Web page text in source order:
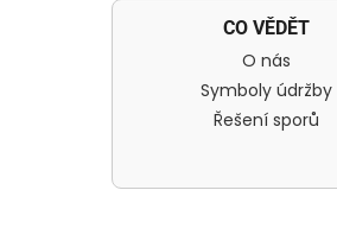
CO VĚDĚT
O nás
Symboly údržby
Řešení sporů